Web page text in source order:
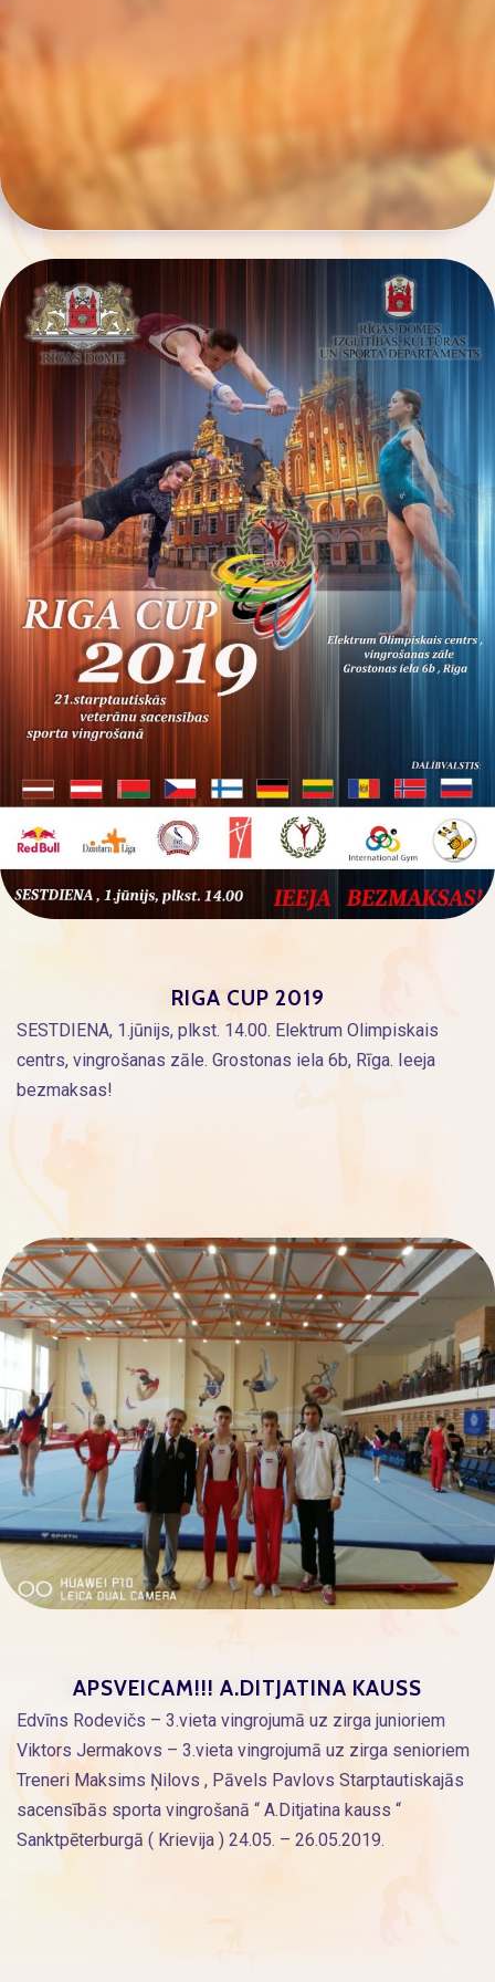
RIGA CUP 2019
SESTDIENA, 1.jūnijs, plkst. 14.00. Elektrum Olimpiskais
centrs, vingrošanas zāle. Grostonas iela 6b, Rīga. Ieeja
bezmaksas!
APSVEICAM!!! A.DITJATINA KAUSS
Edvīns Rodevičs – 3.vieta vingrojumā uz zirga junioriem
Viktors Jermakovs – 3.vieta vingrojumā uz zirga senioriem
Treneri Maksims Ņilovs , Pāvels Pavlovs Starptautiskajās
sacensībās sporta vingrošanā “ A.Ditjatina kauss “
Sanktpēterburgā ( Krievija ) 24.05. – 26.05.2019.